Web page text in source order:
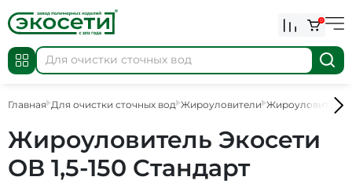
0
Главная Для очистки сточных вод Жироуловители
Жироуловитель Экосети
ОВ 1,5-150 Стандарт